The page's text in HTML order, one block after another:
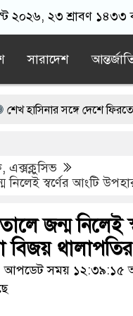
২০২৬, ২৩ শ্রাবণ ১৪৩৩
সারাদেশ
সঙ্গে দেশে ফিরতে চান সাকিব
বয়ফ্রেন্ডের কাছে পাঠাতেন
মোজতবা খামেনির সঙ্গে
, এক্সক্লুসিভ
নিলেই স্বর্ণের আংটি
জন্ম নিলেই
বিজয় থালাপতির
আপডেট সময় ১২:৩৯:১৫